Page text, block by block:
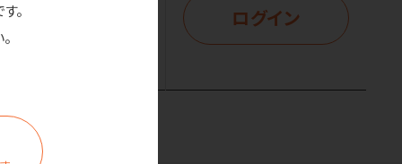
。
ログイン後表示 ログイン